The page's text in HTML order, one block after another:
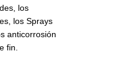
los
los Sprays
anticorrosión
fin.